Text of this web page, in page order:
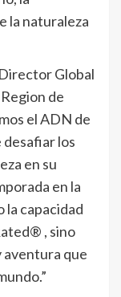
la naturaleza
Global
de
el ADN de
desafiar los
en su
en la
la capacidad
️, sino
aventura que